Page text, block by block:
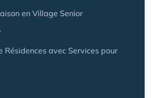
en Village Senior
Résidences avec Services pour